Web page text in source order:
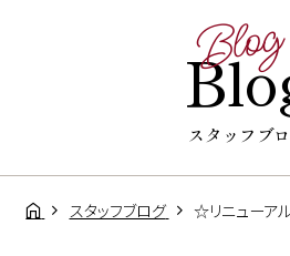
Blog
スタッフブ
スタッフブログ ☆リニューア